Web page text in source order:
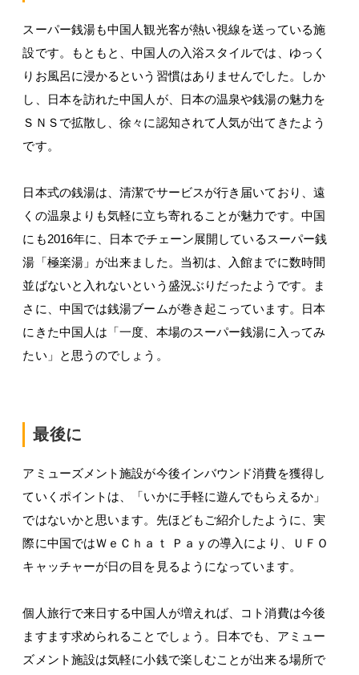
スーパー銭湯も中国人観光客が熱い視線を送っている施
設です。もともと、中国人の入浴スタイルでは、ゆっく
りお風呂に浸かるという習慣はありませんでした。しか
し、日本を訪れた中国人が、日本の温泉や銭湯の魅力を
ＳＮＳで拡散し、徐々に認知されて人気が出てきたよう
です。
日本式の銭湯は、清潔でサービスが行き届いており、遠
くの温泉よりも気軽に立ち寄れることが魅力です。中国
にも2016年に、日本でチェーン展開しているスーパー銭
湯「極楽湯」が出来ました。当初は、入館までに数時間
並ばないと入れないという盛況ぶりだったようです。ま
さに、中国では銭湯ブームが巻き起こっています。日本
にきた中国人は「一度、本場のスーパー銭湯に入ってみ
たい」と思うのでしょう。
最後に
アミューズメント施設が今後インバウンド消費を獲得し
ていくポイントは、「いかに手軽に遊んでもらえるか」
ではないかと思います。先ほどもご紹介したように、実
際に中国ではＷｅＣｈａｔ Ｐａｙの導入により、ＵＦＯ
キャッチャーが日の目を見るようになっています。
個人旅行で来日する中国人が増えれば、コト消費は今後
ますます求められることでしょう。日本でも、アミュー
ズメント施設は気軽に小銭で楽しむことが出来る場所で